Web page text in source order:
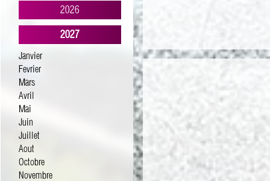
2026
2027
Janvier
Fevrier
Mars
Avril
Mai
Juin
Juillet
Aout
Octobre
Novembre